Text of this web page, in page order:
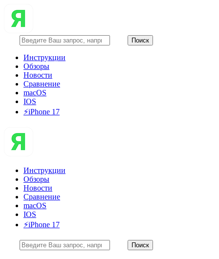
Инструкции
Обзоры
Новости
Сравнение
macOS
IOS
⚡️iPhone 17
Инструкции
Обзоры
Новости
Сравнение
macOS
IOS
⚡️iPhone 17